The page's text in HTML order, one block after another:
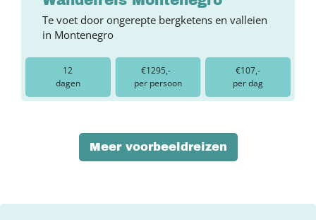
Te voet door ongerepte bergketens en valleien
in Montenegro
12
dagen
€1295,-
per persoon
€107,-
per dag
Meer voorbeeldreizen